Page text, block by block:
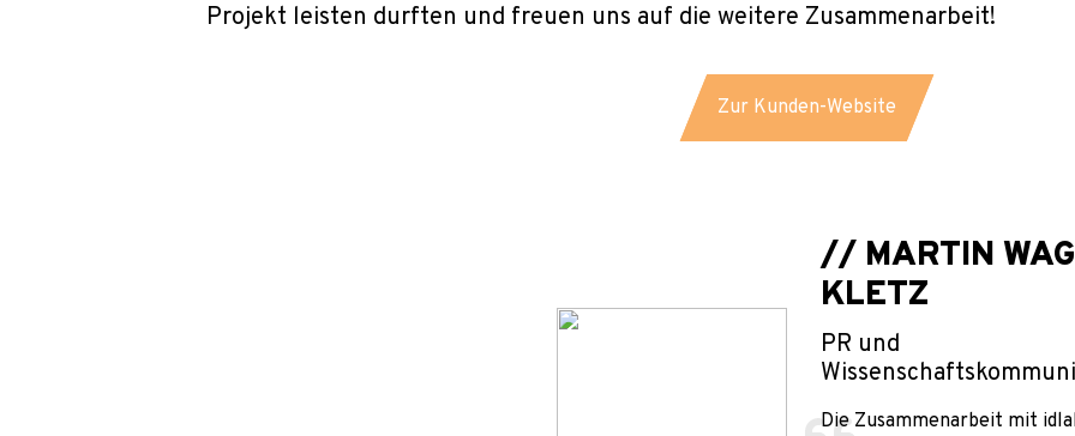
Projekt leisten durften und freuen uns auf die weitere Zusammenarbeit!
Jetzt anfragen
Zur Kunden-Website
// MARTIN
KLETZ
PR und
Die Zusammenarbeit mit